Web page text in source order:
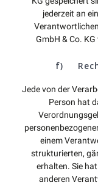
jederzeit an
GmbH & Co.
f)
Jede von der
Person hat
einem
strukturierten,
erhalten. Sie
anderen